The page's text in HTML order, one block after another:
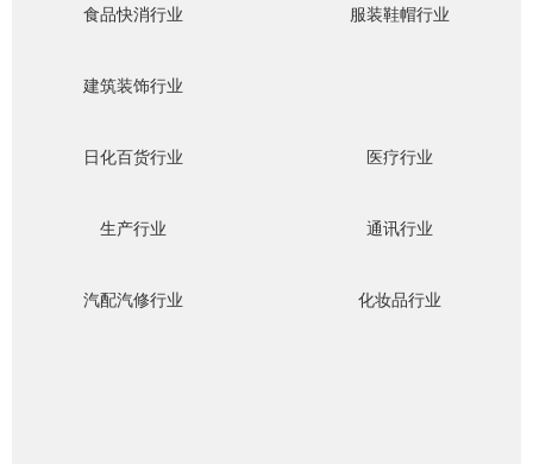
食品快消行业 服装鞋帽行业
建筑装饰行业
日化百货行业 医疗行业
生产行业 通讯行业
汽配汽修行业 化妆品行业